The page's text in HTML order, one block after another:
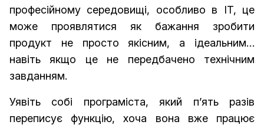
професійному середовищі, особливо в IT, це
може проявлятися як бажання зробити
продукт не просто якісним, а ідеальним…
навіть якщо це не передбачено технічним
завданням.
Уявіть собі програміста, який п’ять разів
переписує функцію, хоча вона вже працює